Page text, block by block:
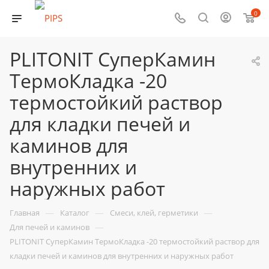
0
PLITONIT СуперКамин
ТермоКладка -20
термостойкий раствор
для кладки печей и
каминов для
внутренних и
наружных работ
Главная — Каталог — Смеси, клей, герметики —
Для печей и каминов —
PLITONIT СуперКамин ТермоКладка -20 термостойкий раствор для
кладки печей и каминов для внутренних и наружных работ